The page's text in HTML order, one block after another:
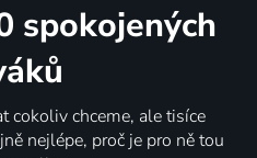
spokojených
cokoliv chceme, ale tisíce
nejlépe, proč je pro ně tou